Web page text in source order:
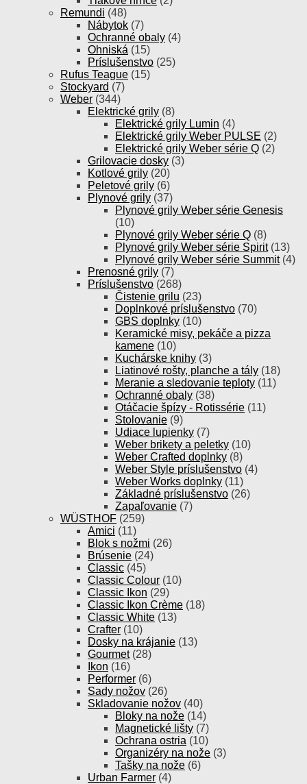
Remundi (48)
Nábytok (7)
Ochranné obaly (4)
Ohniská (15)
Príslušenstvo (25)
Rufus Teague (15)
Stockyard (7)
Weber (344)
Elektrické grily (8)
Elektrické grily Lumin (4)
Elektrické grily Weber PULSE (2)
Elektrické grily Weber série Q (2)
Grilovacie dosky (3)
Kotlové grily (20)
Peletové grily (6)
Plynové grily (37)
Plynové grily Weber série Genesis
(10)
Plynové grily Weber série Q (8)
Plynové grily Weber série Spirit (13)
Plynové grily Weber série Summit (4)
Prenosné grily (7)
Príslušenstvo (268)
Čistenie grilu (23)
Doplnkové príslušenstvo (70)
GBS doplnky (10)
Keramické misy, pekáče a pizza
kamene (10)
Kuchárske knihy (3)
Liatinové rošty, planche a tály (18)
Meranie a sledovanie teploty (11)
Ochranné obaly (38)
Otáčacie špízy - Rotissérie (11)
Stolovanie (9)
Udiace lupienky (7)
Weber brikety a peletky (10)
Weber Crafted doplnky (8)
Weber Style príslušenstvo (4)
Weber Works doplnky (11)
Základné príslušenstvo (26)
Zapaľovanie (7)
WÜSTHOF (259)
Amici (11)
Blok s nožmi (26)
Brúsenie (24)
Classic (45)
Classic Colour (10)
Classic Ikon (29)
Classic Ikon Crème (18)
Classic White (13)
Crafter (10)
Dosky na krájanie (13)
Gourmet (28)
Ikon (16)
Performer (6)
Sady nožov (26)
Skladovanie nožov (40)
Bloky na nože (14)
Magnetické lišty (7)
Ochrana ostria (10)
Organizéry na nože (3)
Tašky na nože (6)
Urban Farmer (4)